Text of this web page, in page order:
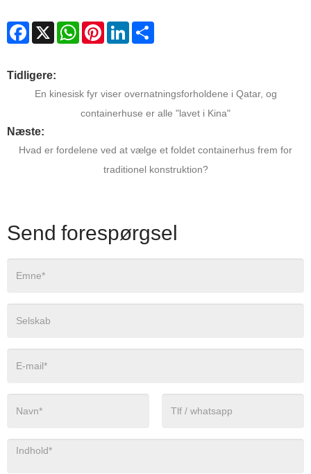
Facebook
X WhatsAppPinterestLinkedIn
Tidligere:
En kinesisk fyr viser overnatningsforholdene i Qatar, og
containerhuse er alle "lavet i Kina"
Næste:
Hvad er fordelene ved at vælge et foldet containerhus frem for
traditionel konstruktion?
Send forespørgsel